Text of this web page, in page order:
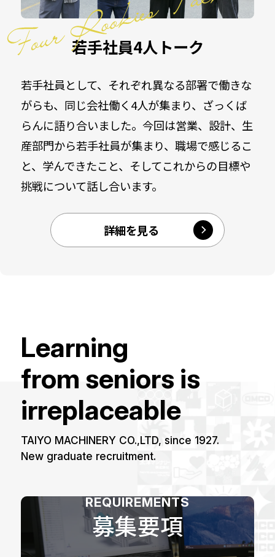
若手社員4人トーク
若手社員として、それぞれ異なる部署で働きな
がらも、同じ会社働く4人が集まり、ざっくば
らんに語り合いました。今回は営業、設計、生
産部門から若手社員が集まり、職場で感じるこ
と、学んできたこと、そしてこれからの目標や
挑戦について話し合います。
詳細を見る
Learning
from seniors is
irreplaceable
TAIYO MACHINERY CO.,LTD, since 1927.
New graduate recruitment.
REQUIREMENTS
募集要項